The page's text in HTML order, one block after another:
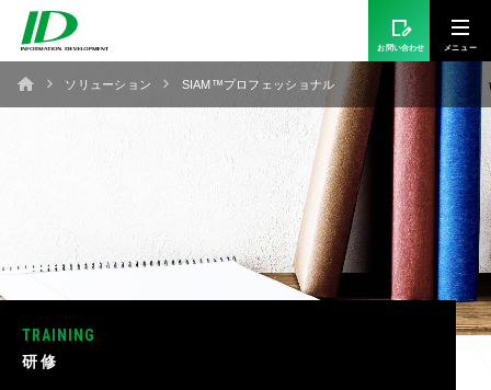
お問い合わせ
ソリューション SIAM™プロフェッショナル
TRAINING
研修